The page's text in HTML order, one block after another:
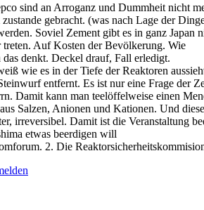
sind an Arroganz und Dummheit nicht
gebracht. (was nach Lage der
Soviel Zement gibt es in ganz
treten. Auf Kosten der Bevölkerung. Wie
denkt. Deckel drauf, Fall erledigt.
wie es in der Tiefe der Reaktoren
entfernt. Es ist nur eine Frage der
Damit kann man teelöffelweise einen
Salzen, Anionen und Kationen. Und
irreversibel. Damit ist die Veranstaltung
etwas beerdigen will
2. Die